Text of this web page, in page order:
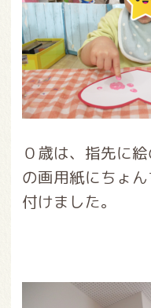
０歳は、指先に
の画用紙にちょ
付けました。